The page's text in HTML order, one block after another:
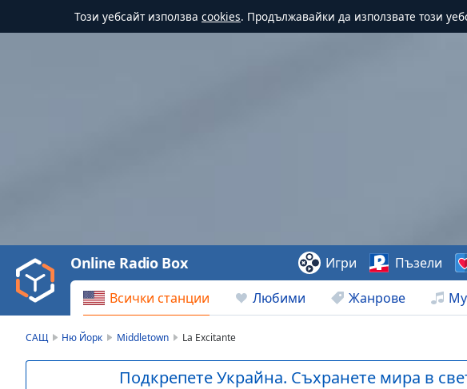
Този уебсайт използва cookies. Продължавайки да използвате този
Video
Play
Backward
Skip
Current
Всички станции Любими Жанрове
Online Radio Box Игри Пъзели
САЩ Ню Йорк Middletown La Excitante
Подкрепете Украйна. Съхранете мира в